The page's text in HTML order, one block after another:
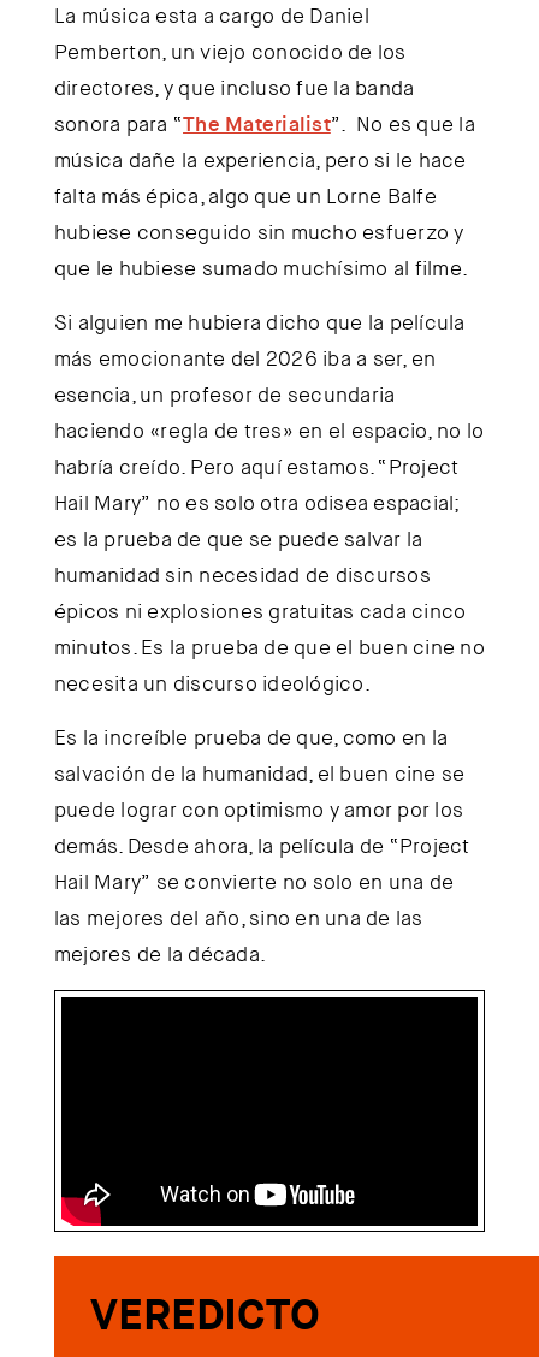
La música esta a cargo de Daniel
Pemberton, un viejo conocido de los
directores, y que incluso fue la banda
sonora para “The Materialist”. No es que la
música dañe la experiencia, pero si le hace
falta más épica, algo que un Lorne Balfe
hubiese conseguido sin mucho esfuerzo y
que le hubiese sumado muchísimo al filme.
Si alguien me hubiera dicho que la película
más emocionante del 2026 iba a ser, en
esencia, un profesor de secundaria
haciendo «regla de tres» en el espacio, no lo
habría creído. Pero aquí estamos. “Project
Hail Mary” no es solo otra odisea espacial;
es la prueba de que se puede salvar la
humanidad sin necesidad de discursos
épicos ni explosiones gratuitas cada cinco
minutos. Es la prueba de que el buen cine no
necesita un discurso ideológico.
Es la increíble prueba de que, como en la
salvación de la humanidad, el buen cine se
puede lograr con optimismo y amor por los
demás. Desde ahora, la película de “Project
Hail Mary” se convierte no solo en una de
las mejores del año, sino en una de las
mejores de la década.
VEREDICTO